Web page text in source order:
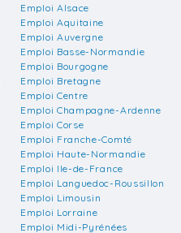
Emploi Alsace
Emploi Aquitaine
Emploi Auvergne
Emploi Basse-Normandie
Emploi Bourgogne
Emploi Bretagne
Emploi Centre
Emploi Champagne-Ardenne
Emploi Corse
Emploi Franche-Comté
Emploi Haute-Normandie
Emploi Ile-de-France
Emploi Languedoc-Roussillon
Emploi Limousin
Emploi Lorraine
Emploi Midi-Pyrénées